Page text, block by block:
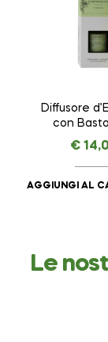
Diffusore
con
Vitalità
€
AGGIUNGI AL
Le